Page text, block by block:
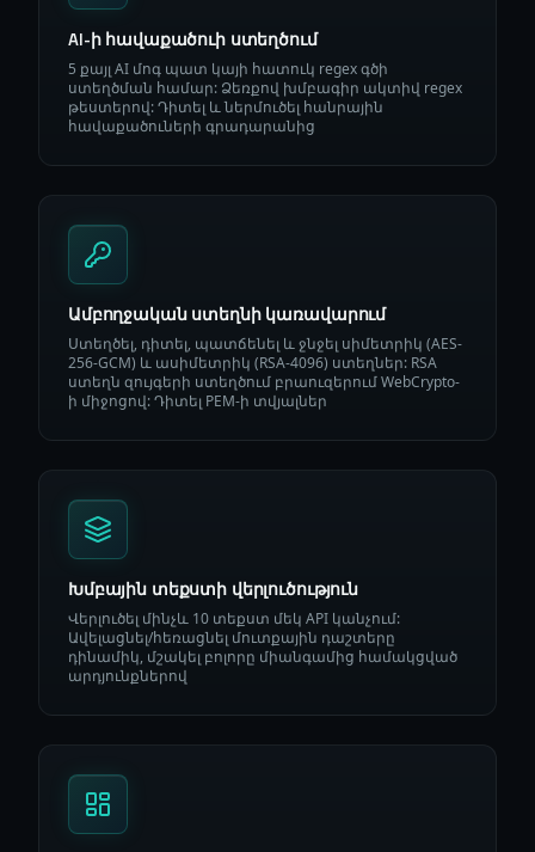
AI-ի հավաքածուի ստեղծում
5 քայլ AI մոգ պատ կայի հատուկ regex գծի
ստեղծման համար: Ձեռքով խմբագիր ակտիվ regex
թեստերով: Դիտել և ներմուծել հանրային
հավաքածուների գրադարանից
Ամբողջական ստեղնի կառավարում
Ստեղծել, դիտել, պատճենել և ջնջել սիմետրիկ (AES-
256-GCM) և ասիմետրիկ (RSA-4096) ստեղներ: RSA
ստեղն զույգերի ստեղծում բրաուզերում WebCrypto-
ի միջոցով: Դիտել PEM-ի տվյալներ
Խմբային տեքստի վերլուծություն
Վերլուծել մինչև 10 տեքստ մեկ API կանչում:
Ավելացնել/հեռացնել մուտքային դաշտերը
դինամիկ, մշակել բոլորը միանգամից համակցված
արդյունքներով